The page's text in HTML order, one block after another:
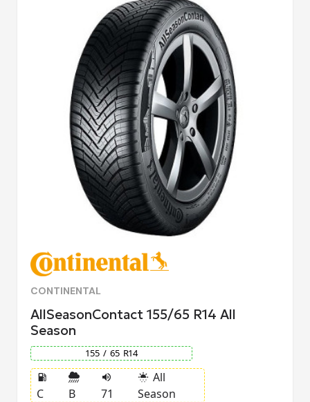
CONTINENTAL
AllSeasonContact 155/65 R14 All
Season
155 / 65 R14
local_gas_station
C B
volume_up
71
sunny_snowing All
Season